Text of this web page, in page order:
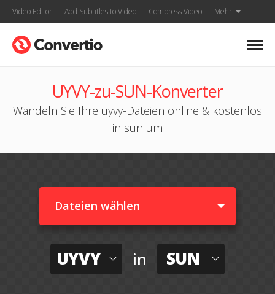
Video Editor Add Subtitles to Video Compress Video Mehr
UYVY-zu-SUN-Konverter
Wandeln Sie Ihre uyvy-Dateien online & kostenlos
in sun um
Dateien wählen
UYVY in SUN